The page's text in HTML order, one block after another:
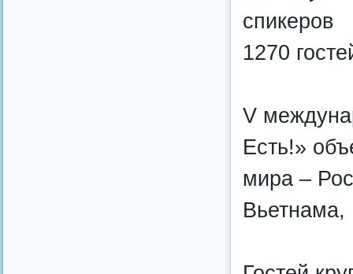
спикеров
1270
V
Есть!»
мира –